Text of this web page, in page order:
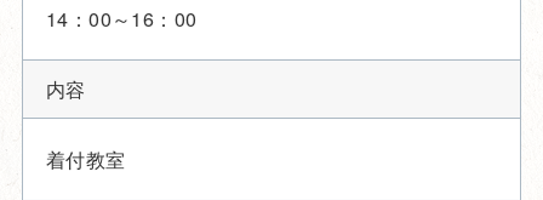
14：00～16：00
内容
着付教室